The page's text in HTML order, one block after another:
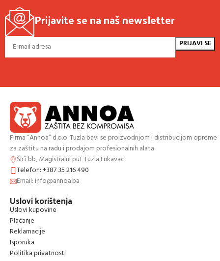
Prijavite se na naš newsletter
Firma “Annoa” d.o.o. Tuzla bavi se proizvodnjom i distribucijom opreme
za zaštitu na radu i prodajom profesionalnih alata
Šići bb, Magistralni put Tuzla Lukavac
Telefon: +387 35 216 490
Email: info@annoa.ba
Uslovi korištenja
Uslovi kupovine
Plaćanje
Reklamacije
Isporuka
Politika privatnosti